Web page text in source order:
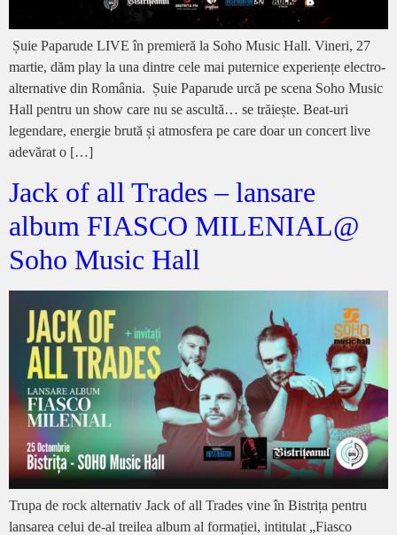
Șuie Paparude LIVE în premieră la Soho Music Hall. Vineri, 27
martie, dăm play la una dintre cele mai puternice experiențe electro-
alternative din România. Șuie Paparude urcă pe scena Soho Music
Hall pentru un show care nu se ascultă… se trăiește. Beat-uri
legendare, energie brută și atmosfera pe care doar un concert live
adevărat o […]
Jack of all Trades – lansare
album FIASCO MILENIAL@
Soho Music Hall
Trupa de rock alternativ Jack of all Trades vine în Bistrița pentru
lansarea celui de-al treilea album al formației, intitulat „Fiasco